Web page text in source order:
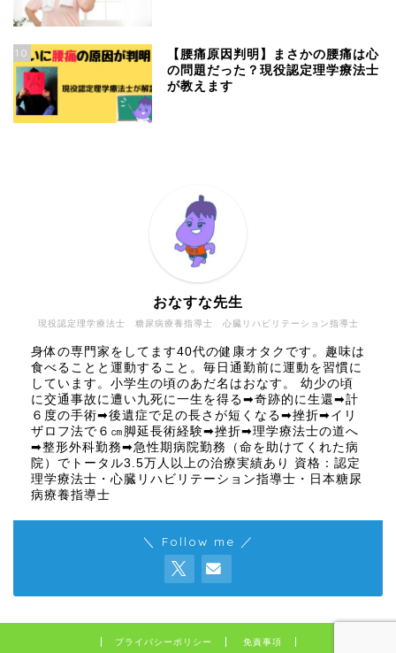
10
【腰痛原因判明】まさかの腰痛は心
の問題だった？現役認定理学療法士
が教えます
現役認定理学療法士 糖尿病療養指導士 心臓リハビリテーション指導士
おなすな先生
身体の専門家をしてます40代の健康オタクです。趣味は
食べることと運動すること。毎日通勤前に運動を習慣に
しています。小学生の頃のあだ名はおなす。 幼少の頃
に交通事故に遭い九死に一生を得る➡奇跡的に生還➡計
６度の手術➡後遺症で足の長さが短くなる➡挫折➡イリ
ザロフ法で６㎝脚延長術経験➡挫折➡理学療法士の道へ
➡整形外科勤務➡急性期病院勤務（命を助けてくれた病
院）でトータル3.5万人以上の治療実績あり 資格：認定
理学療法士・心臓リハビリテーション指導士・日本糖尿
病療養指導士
＼ Follow me ／
プライバシーポリシー 免責事項